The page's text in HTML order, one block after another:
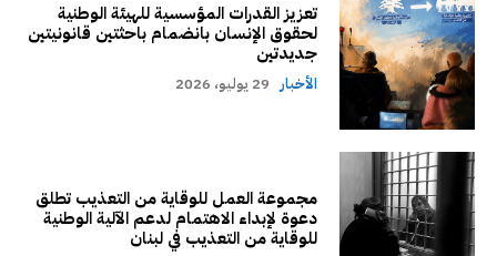
تعزيز القدرات المؤسسية للهيئة الوطنية
لحقوق الإنسان بانضمام باحثتين قانونيتين
جديدتين
الأخبار 29 يوليو، 2026
مجموعة العمل للوقاية من التعذيب تطلق
دعوة لإبداء الاهتمام لدعم الآلية الوطنية
للوقاية من التعذيب في لبنان